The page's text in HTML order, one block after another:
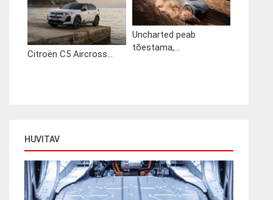
Citroën C5 Aircross...
Uncharted peab
tõestama,...
HUVITAV